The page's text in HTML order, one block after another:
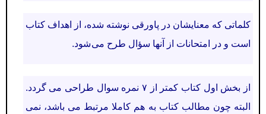
کلماتی که معنايشان در پاورقی نوشته شده، از اهداف کتاب
است و در امتحانات از آنها سؤال طرح می شود.
از بخش اول کتاب کمتر از ۷ نمره سوال طراحی می گردد.
البته چون مطالب کتاب به هم کاملا مرتبط می باشد، نمی